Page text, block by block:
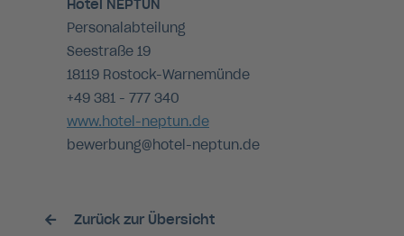
Hotel NEPTUN
Personalabteilung
Seestraße 19
18119 Rostock-Warnemünde
+49 381 - 777 340
www.hotel-neptun.de
bewerbung@hotel-neptun.de
Zurück zur Übersicht